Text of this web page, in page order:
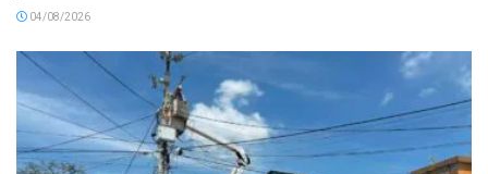
04/08/2026